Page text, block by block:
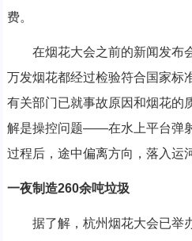
费。
在烟花大会之前的新闻发布
万发烟花都经过检验符合国家标
有关部门已就事故原因和烟花的
解是操控问题——在水上平台弹
过程后，途中偏离方向，落入运
一夜制造260余吨垃圾
据了解，杭州烟花大会已举